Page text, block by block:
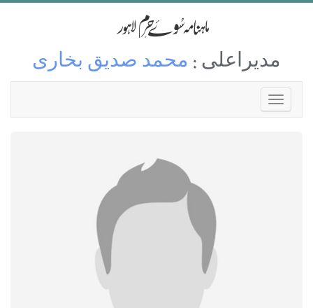
مدیراعلی : محمد صدیق بخاری